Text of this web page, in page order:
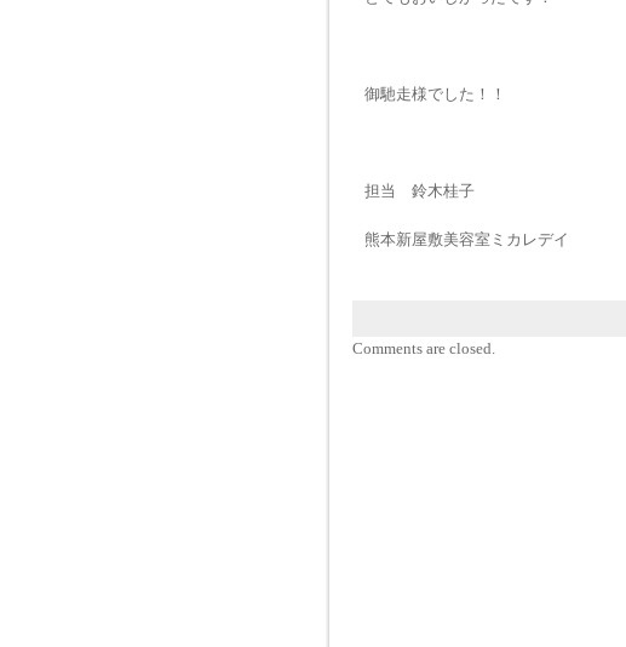
御馳走様でした！！
担当 鈴木桂子
熊本新屋敷美容室ミカレデイ
Comments are closed.